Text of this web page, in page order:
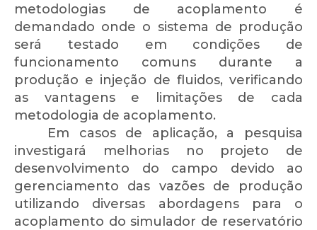
metodologias de acoplamento é
demandado onde o sistema de produção
será testado em condições de
funcionamento comuns durante a
produção e injeção de fluidos, verificando
as vantagens e limitações de cada
metodologia de acoplamento.
Em casos de aplicação, a pesquisa
investigará melhorias no projeto de
desenvolvimento do campo devido ao
gerenciamento das vazões de produção
utilizando diversas abordagens para o
acoplamento do simulador de reservatório